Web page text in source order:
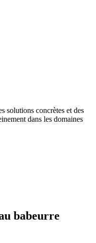
solutions concrètes et des
dans les domaines
babeurre